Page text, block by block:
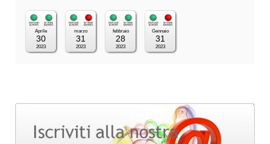
Aprile
30
2023
marzo
31
2023
febbraio
28
2023
Gennaio
31
2023